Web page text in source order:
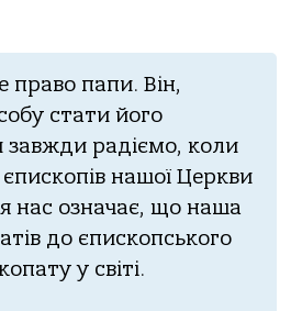
право папи. Він,
стати його
радіємо, коли
нашої Церкви
нас означає, що наша
до єпископського
у світі.